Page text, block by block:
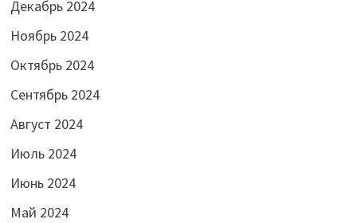
Декабрь 2024
Ноябрь 2024
Октябрь 2024
Сентябрь 2024
Август 2024
Июль 2024
Июнь 2024
Май 2024